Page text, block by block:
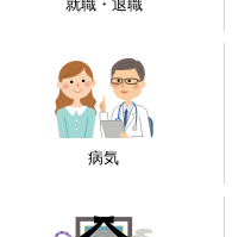
就職・退職
病気